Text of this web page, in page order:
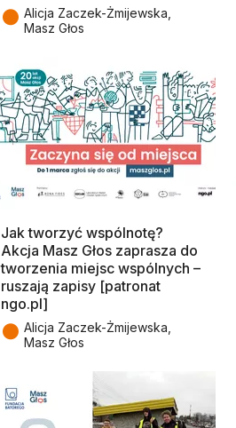
● Alicja Zaczek-Żmijewska,
Masz Głos
Jak tworzyć wspólnotę?
Akcja Masz Głos zaprasza do
tworzenia miejsc wspólnych –
ruszają zapisy [patronat
ngo.pl]
● Alicja Zaczek-Żmijewska,
Masz Głos